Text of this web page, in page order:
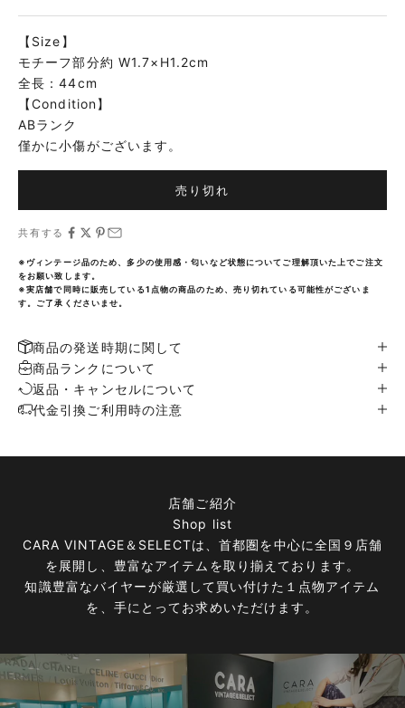
【Size】
モチーフ部分約 W1.7×H1.2cm
全長：44cm
【Condition】
ABランク
僅かに小傷がございます。
売り切れ
共有する
※ヴィンテージ品のため、多少の使用感・匂いなど状態についてご理解頂いた上でご注文
をお願い致します。
※実店舗で同時に販売している1点物の商品のため、売り切れている可能性がございま
す。ご了承くださいませ。
商品の発送時期に関して
商品ランクについて
返品・キャンセルについて
代金引換ご利用時の注意
店舗ご紹介
Shop list
CARA VINTAGE＆SELECTは、首都圏を中心に全国９店舗
を展開し、豊富なアイテムを取り揃えております。
知識豊富なバイヤーが厳選して買い付けた１点物アイテム
を、手にとってお求めいただけます。